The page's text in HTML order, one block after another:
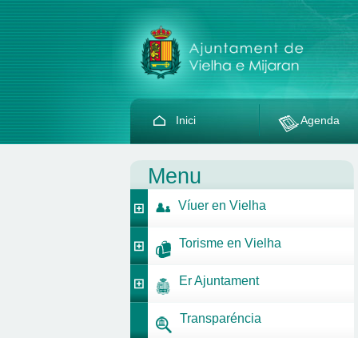
Inici Agenda
Menu
Víuer en Vielha
Torisme en Vielha
Er Ajuntament
Transparéncia